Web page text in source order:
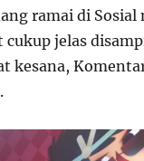
ramai di
cukup jelas
kesana,